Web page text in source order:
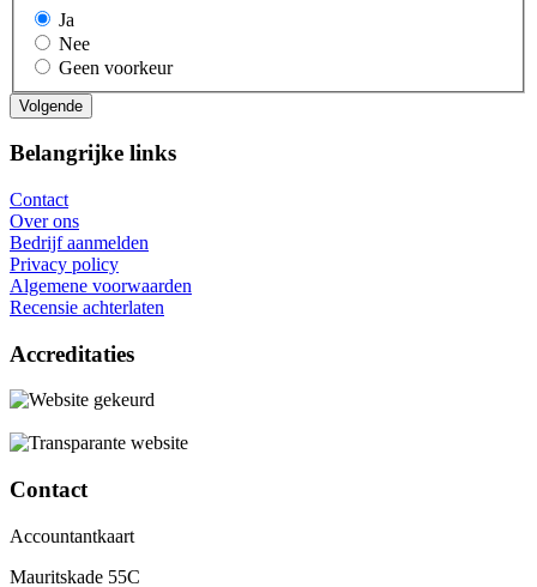
Ja
Nee
Geen voorkeur
Belangrijke links
Contact
Over ons
Bedrijf aanmelden
Privacy policy
Algemene voorwaarden
Recensie achterlaten
Accreditaties
Contact
Accountantkaart
Mauritskade 55C